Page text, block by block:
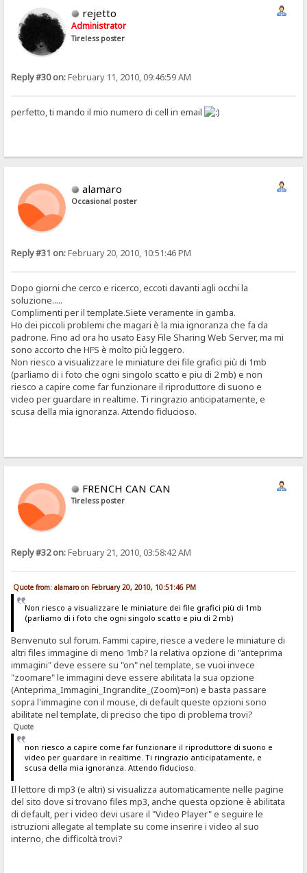
rejetto
Administrator
Tireless poster
Reply #30 on:February 11, 2010, 09:46:59 AM
perfetto, ti mando il mio numero di cell in email
alamaro
Occasional poster
Reply #31 on:February 20, 2010, 10:51:46 PM
Dopo giorni che cerco e ricerco, eccoti davanti agli occhi la
soluzione.....
Complimenti per il template.Siete veramente in gamba.
Ho dei piccoli problemi che magari è la mia ignoranza che fa da
padrone. Fino ad ora ho usato Easy File Sharing Web Server, ma mi
sono accorto che HFS è molto più leggero.
Non riesco a visualizzare le miniature dei file grafici più di 1mb
(parliamo di i foto che ogni singolo scatto e piu di 2 mb) e non
riesco a capire come far funzionare il riproduttore di suono e
video per guardare in realtime. Ti ringrazio anticipatamente, e
scusa della mia ignoranza. Attendo fiducioso.
FRENCH CAN CAN
Tireless poster
Reply #32 on:February 21, 2010, 03:58:42 AM
Quote from: alamaro on February 20, 2010, 10:51:46 PM
Non riesco a visualizzare le miniature dei file grafici più di 1mb
(parliamo di i foto che ogni singolo scatto e piu di 2 mb)
Benvenuto sul forum. Fammi capire, riesce a vedere le miniature di
altri files immagine di meno 1mb? la relativa opzione di "anteprima
immagini" deve essere su "on" nel template, se vuoi invece
"zoomare" le immagini deve essere abilitata la sua opzione
(Anteprima_Immagini_Ingrandite_(Zoom)=on) e basta passare
sopra l'immagine con il mouse, di default queste opzioni sono
abilitate nel template, di preciso che tipo di problema trovi?
Quote
non riesco a capire come far funzionare il riproduttore di suono e
video per guardare in realtime. Ti ringrazio anticipatamente, e
scusa della mia ignoranza. Attendo fiducioso.
Il lettore di mp3 (e altri) si visualizza automaticamente nelle pagine
del sito dove si trovano files mp3, anche questa opzione è abilitata
di default, per i video devi usare il "Video Player" e seguire le
istruzioni allegate al template su come inserire i video al suo
interno, che difficoltà trovi?